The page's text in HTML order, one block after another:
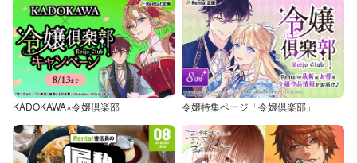
KADOKAWA×令嬢倶楽部 令嬢特集ページ「令嬢倶楽部」